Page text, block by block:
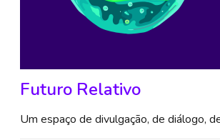
Futuro Relativo
Um espaço de divulgação, de diálogo,